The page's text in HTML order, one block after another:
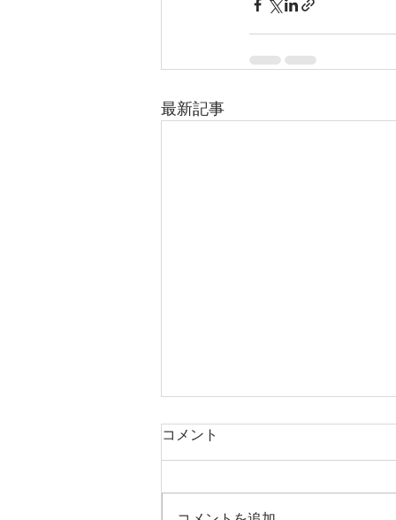
最新記事
コメント